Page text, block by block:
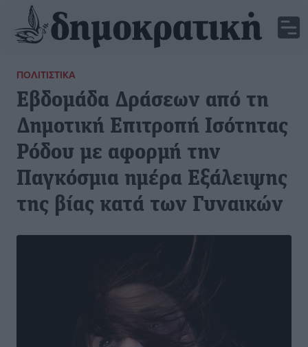
ΠΟΛΙΤΙΣΤΙΚΆ
Εβδομάδα Δράσεων από τη
Δημοτική Επιτροπή Ισότητας
Ρόδου με αφορμή την
Παγκόσμια ημέρα Εξάλειψης
της βίας κατά των Γυναικών